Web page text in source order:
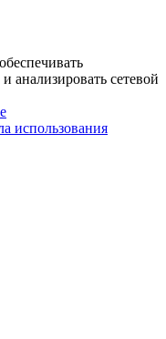
анализировать сетевой
использования